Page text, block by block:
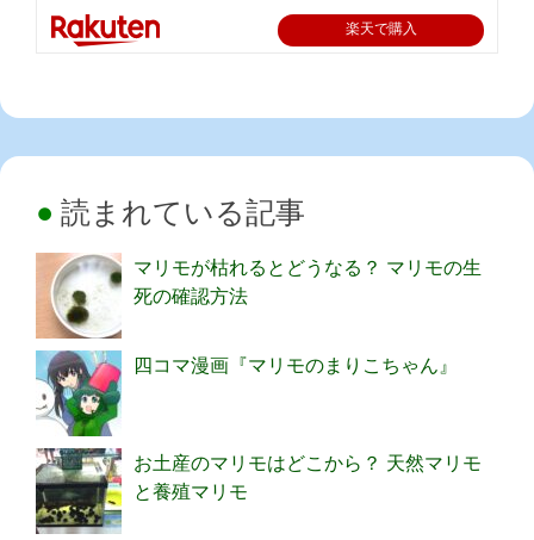
楽天で購入
読まれている記事
マリモが枯れるとどうなる？ マリモの生
死の確認方法
四コマ漫画『マリモのまりこちゃん』
お土産のマリモはどこから？ 天然マリモ
と養殖マリモ